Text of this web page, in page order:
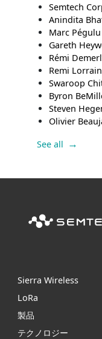
Semtech
Anindita
Marc
Gareth
Rémi
Remi
Swaroop
Byron
Steven
Olivier
See all
Sierra Wireless
LoRa
製品
テクノロジー